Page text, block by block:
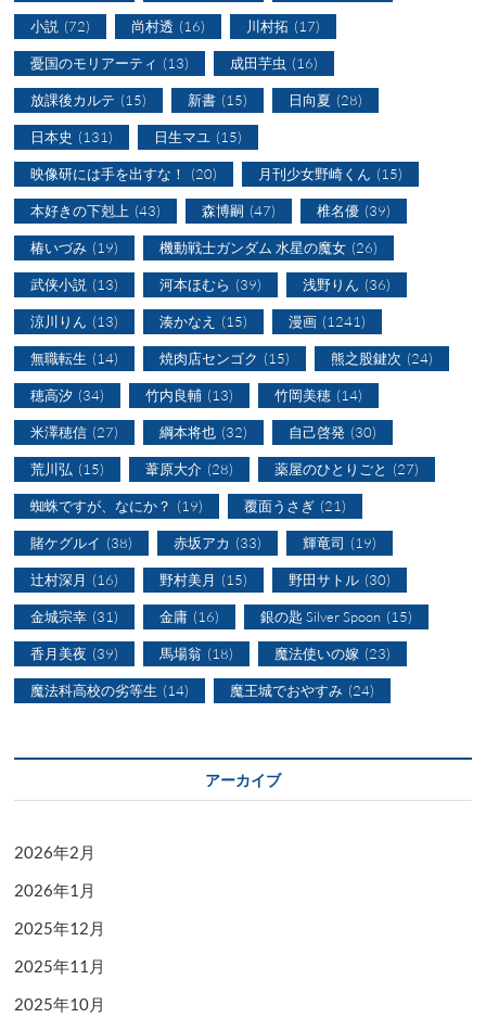
小説 (72) 尚村透 (16) 川村拓 (17)
憂国のモリアーティ (13) 成田芋虫 (16)
放課後カルテ (15) 新書 (15) 日向夏 (28)
日本史 (131) 日生マユ (15)
映像研には手を出すな！ (20) 月刊少女野崎くん (15)
本好きの下剋上 (43) 森博嗣 (47) 椎名優 (39)
椿いづみ (19) 機動戦士ガンダム 水星の魔女 (26)
武侠小説 (13) 河本ほむら (39) 浅野りん (36)
涼川りん (13) 湊かなえ (15) 漫画 (1241)
無職転生 (14) 焼肉店センゴク (15) 熊之股鍵次 (24)
穂高汐 (34) 竹内良輔 (13) 竹岡美穂 (14)
米澤穂信 (27) 綱本将也 (32) 自己啓発 (30)
荒川弘 (15) 葦原大介 (28) 薬屋のひとりごと (27)
蜘蛛ですが、なにか？ (19) 覆面うさぎ (21)
賭ケグルイ (38) 赤坂アカ (33) 輝竜司 (19)
辻村深月 (16) 野村美月 (15) 野田サトル (30)
金城宗幸 (31) 金庸 (16) 銀の匙 Silver Spoon (15)
香月美夜 (39) 馬場翁 (18) 魔法使いの嫁 (23)
魔法科高校の劣等生 (14) 魔王城でおやすみ (24)
アーカイブ
2026年2月
2026年1月
2025年12月
2025年11月
2025年10月